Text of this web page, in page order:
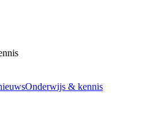
Onderwijs & kennis